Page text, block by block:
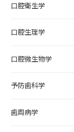
口腔衛生学
口腔生理学
口腔微生物学
予防歯科学
歯周病学